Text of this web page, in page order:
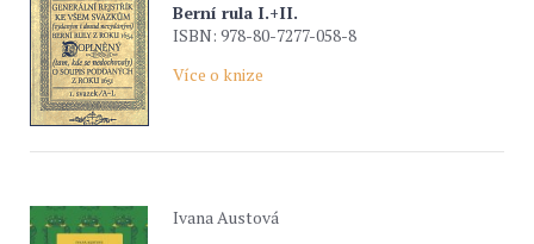
Berní rula I.+II.
ISBN: 978-80-7277-058-8
Více o knize
Ivana Austová